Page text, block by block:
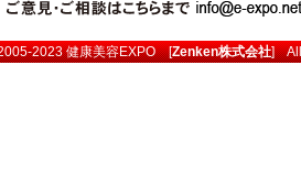
2023健康美容EXPO[Zenken株式会社] All